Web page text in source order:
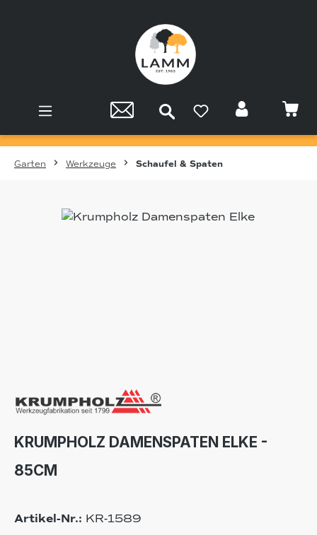
Garten Werkzeuge Schaufel & Spaten
Bildergalerie überspringen
KRUMPHOLZ DAMENSPATEN ELKE -
85CM
Artikel-Nr.: KR-1589